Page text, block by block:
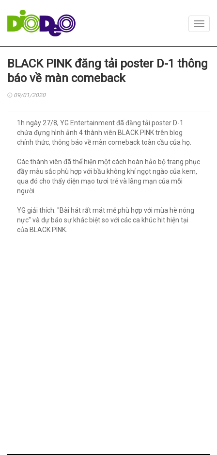
BLACK PINK đăng tải poster D-1 thông
báo về màn comeback
09/01/2020
1h ngày 27/8, YG Entertainment đã đăng tải poster D-1
chứa đựng hình ảnh 4 thành viên BLACK PINK trên blog
chính thức, thông báo về màn comeback toàn cầu của họ.
Các thành viên đã thể hiện một cách hoàn hảo bộ trang phục
đầy màu sắc phù hợp với bầu không khí ngọt ngào của kem,
qua đó cho thấy diện mạo tươi trẻ và lãng mạn của mỗi
người.
YG giải thích: "Bài hát rất mát mẻ phù hợp với mùa hè nóng
nực" và dự báo sự khác biệt so với các ca khúc hit hiện tại
của BLACK PINK.